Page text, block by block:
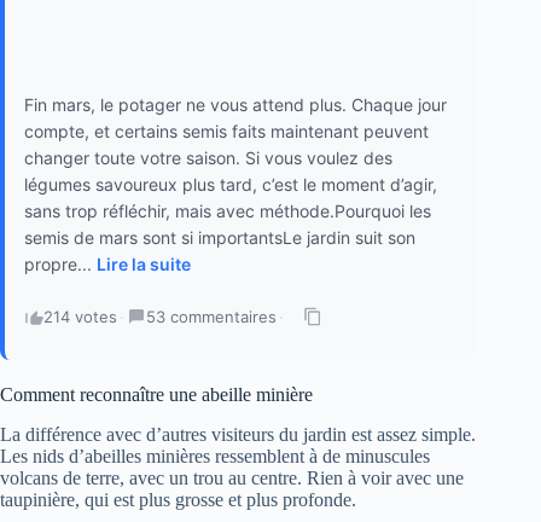
Fin mars, le potager ne vous attend plus. Chaque jour
compte, et certains semis faits maintenant peuvent
changer toute votre saison. Si vous voulez des
légumes savoureux plus tard, c’est le moment d’agir,
sans trop réfléchir, mais avec méthode.Pourquoi les
semis de mars sont si importantsLe jardin suit son
propre... Lire la suite
214 votes · 53 commentaires ·
Comment reconnaître une abeille minière
La différence avec d’autres visiteurs du jardin est assez simple.
Les nids d’abeilles minières ressemblent à de minuscules
volcans de terre, avec un trou au centre. Rien à voir avec une
taupinière, qui est plus grosse et plus profonde.